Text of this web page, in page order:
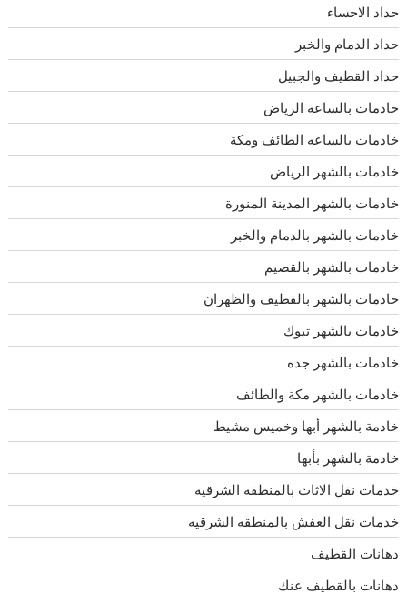
حداد الاحساء
حداد الدمام والخبر
حداد القطيف والجبيل
خادمات بالساعة الرياض
خادمات بالساعه الطائف ومكة
خادمات بالشهر الرياض
خادمات بالشهر المدينة المنورة
خادمات بالشهر بالدمام والخبر
خادمات بالشهر بالقصيم
خادمات بالشهر بالقطيف والظهران
خادمات بالشهر تبوك
خادمات بالشهر جده
خادمات بالشهر مكة والطائف
خادمة بالشهر أبها وخميس مشيط
خادمة بالشهر بأبها
خدمات نقل الاثاث بالمنطقه الشرقيه
خدمات نقل العفش بالمنطقه الشرقيه
دهانات القطيف
دهانات بالقطيف عنك